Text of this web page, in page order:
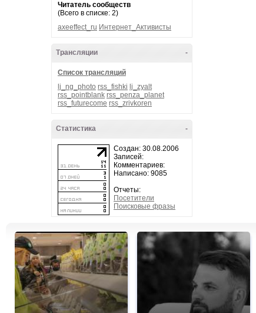
Читатель сообществ
(Всего в списке: 2)
axeeffect_ru Интернет_Активисты
-
Трансляции
Список трансляций
lj_ng_photo rss_fishki lj_zyalt
rss_pointblank rss_penza_planet
rss_futurecome rss_zrivkoren
-
Статистика
Создан: 30.08.2006
Записей:
Комментариев:
Написано: 9085
Отчеты:
Посетители
Поисковые фразы